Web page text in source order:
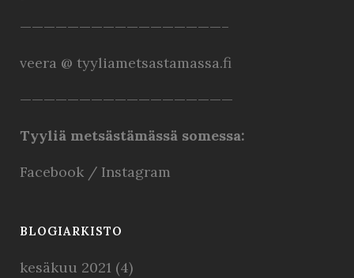
—————————————————–
veera @ tyyliametsastamassa.fi
——————————————————
Tyyliä metsästämässä somessa:
Facebook / Instagram
BLOGIARKISTO
kesäkuu 2021 (4)